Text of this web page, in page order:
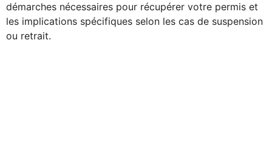
démarches nécessaires pour récupérer votre permis et
les implications spécifiques selon les cas de suspension
ou retrait.